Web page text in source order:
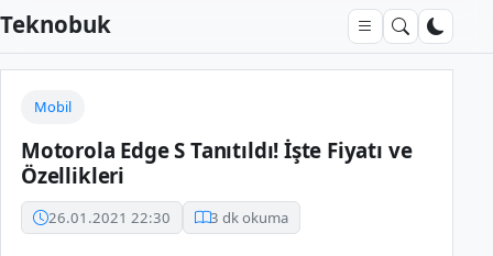
Teknobuk
Mobil
Motorola Edge S Tanıtıldı! İşte Fiyatı ve
Özellikleri
26.01.2021 22:30 3 dk okuma